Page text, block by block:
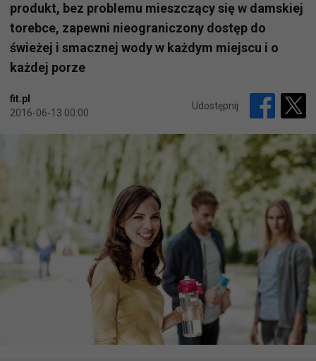
produkt, bez problemu mieszczący się w damskiej
torebce, zapewni nieograniczony dostęp do
świeżej i smacznej wody w każdym miejscu i o
każdej porze
fit.pl
2016-06-13 00:00
Udostępnij